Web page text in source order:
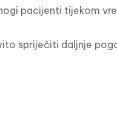
pacijenti tijekom
spriječiti daljnje